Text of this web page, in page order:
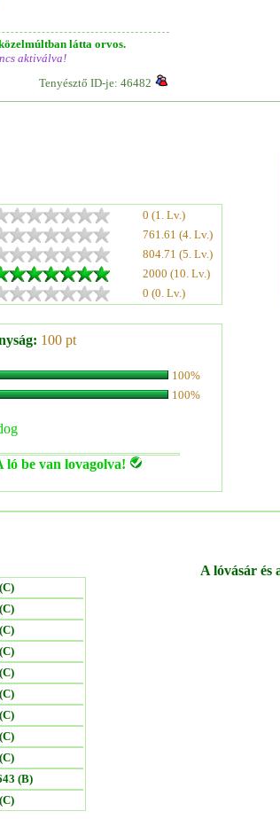
közelmúltban látta orvos.
aktiválva!
Tenyésztő ID-je: 46482
0 (1. Lv.)
761.61 (4. Lv.)
804.71 (5. Lv.)
2000 (10. Lv.)
0 (0. Lv.)
100 pt
100%
100%
ló be van lovagolva!
(B)
A lóvásár és